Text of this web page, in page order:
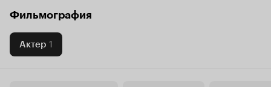
Фильмография
Актер 1